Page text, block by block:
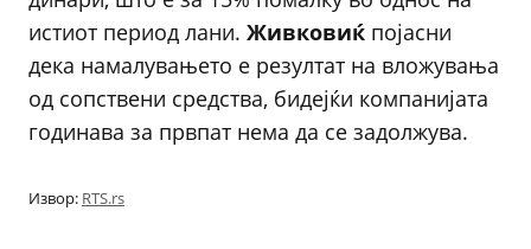
истиот период лани. Живковиќ појасни
дека намалувањето е резултат на вложувања
од сопствени средства, бидејќи компанијата
годинава за првпат нема да се задолжува.
Извор: RTS.rs